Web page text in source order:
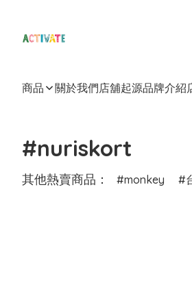
商品 關於我們店舖起源品牌介紹
#nuriskort
其他熱賣商品： monkey